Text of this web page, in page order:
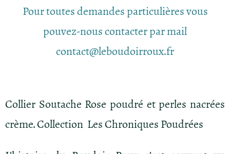
Pour toutes demandes particulières vous
pouvez-nous contacter par mail
contact@leboudoirroux.fr
Collier Soutache Rose poudré et perles nacrées
crème. Collection Les Chroniques Poudrées